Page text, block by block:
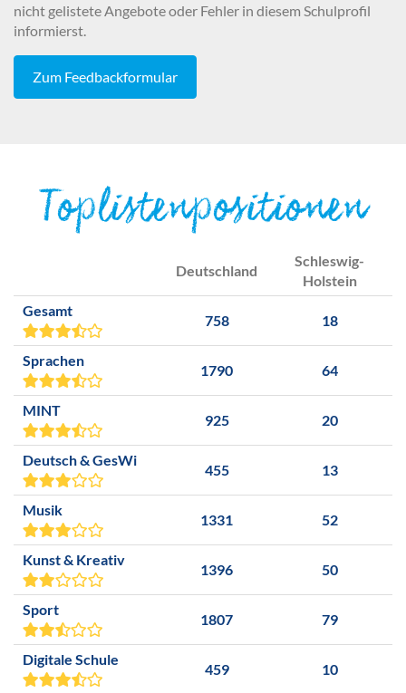
nicht gelistete Angebote oder Fehler in diesem Schulprofil
informierst.
Zum Feedbackformular
Toplistenpositionen
Deutschland
Schleswig-
Holstein
Gesamt
758 18
Sprachen
1790 64
MINT
925 20
Deutsch & GesWi
455 13
Musik
1331 52
Kunst & Kreativ
1396 50
Sport
1807 79
Digitale Schule
459 10